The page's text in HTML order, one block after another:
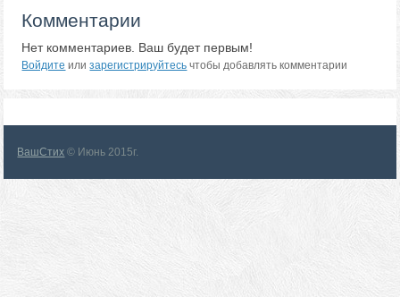
Комментарии
Нет комментариев. Ваш будет первым!
Войдите илизарегистрируйтесь чтобы добавлять комментарии
ВашСтих © Июнь 2015г.